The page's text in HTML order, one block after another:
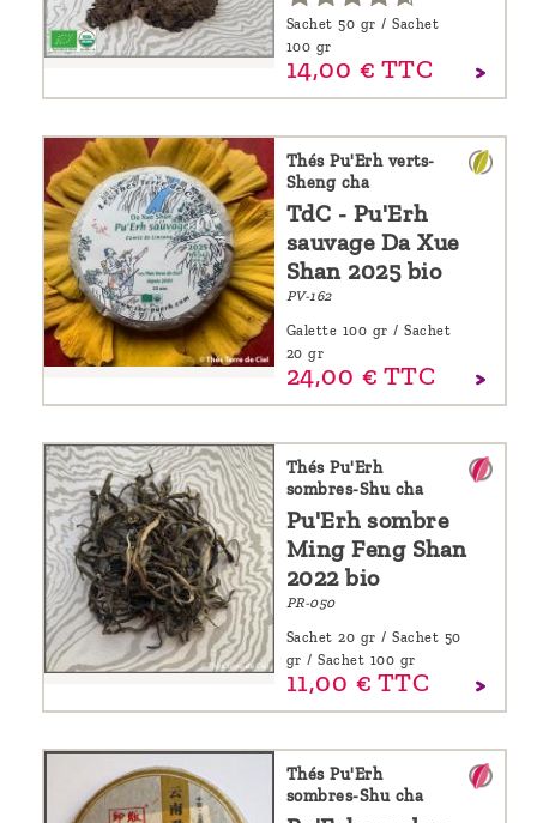
Sachet 50 gr / Sachet
100 gr
14,00 € TTC
Thés Pu'Erh verts-
Sheng cha
TdC - Pu'Erh
sauvage Da Xue
Shan 2025 bio
PV-162
Galette 100 gr / Sachet
20 gr
24,00 € TTC
Thés Pu'Erh
sombres-Shu cha
Pu'Erh sombre
Ming Feng Shan
2022 bio
PR-050
Sachet 20 gr / Sachet 50
gr / Sachet 100 gr
11,00 € TTC
Thés Pu'Erh
sombres-Shu cha